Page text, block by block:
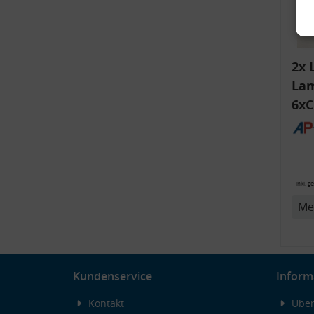
2x
inkl.
Kundenservice
Kontakt